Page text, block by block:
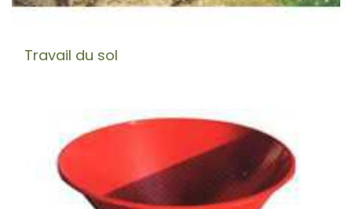
Travail du sol